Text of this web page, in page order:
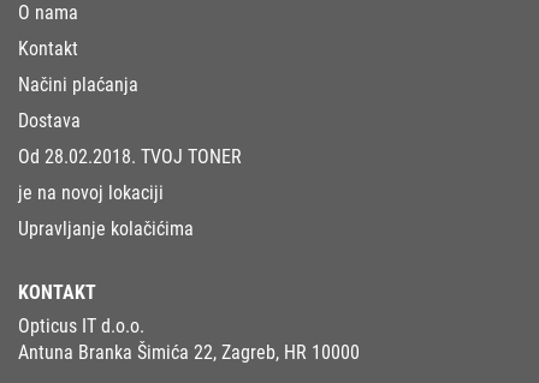
O nama
Kontakt
Načini plaćanja
Dostava
Od 28.02.2018. TVOJ TONER
je na novoj lokaciji
Upravljanje kolačićima
KONTAKT
Opticus IT d.o.o.
Antuna Branka Šimića 22, Zagreb, HR 10000